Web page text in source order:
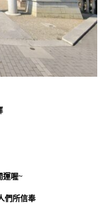
運喔~
們所信奉